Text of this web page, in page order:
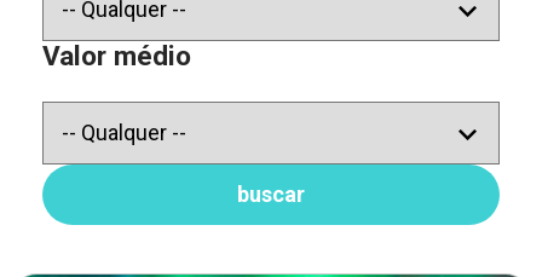
Valor médio
buscar